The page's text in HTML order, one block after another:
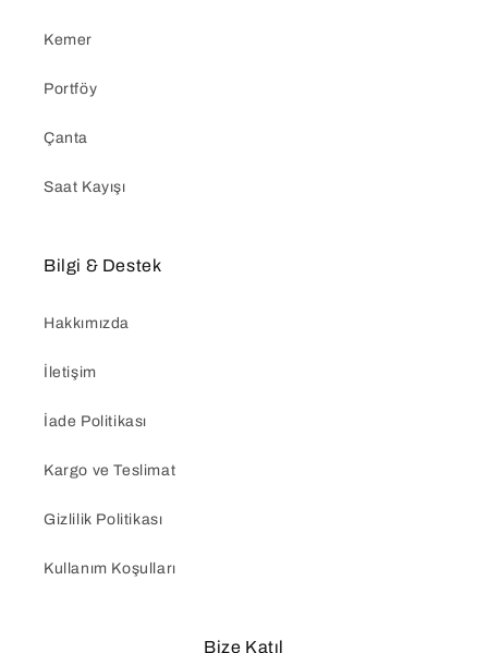
Kemer
Portföy
Çanta
Saat Kayışı
Bilgi & Destek
Hakkımızda
İletişim
İade Politikası
Kargo ve Teslimat
Gizlilik Politikası
Kullanım Koşulları
Bize Katıl